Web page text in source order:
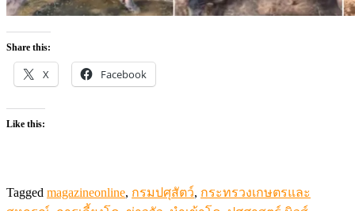
Share this:
X Facebook
Like this:
Tagged magazineonline, กรมปศุสัตว์, กระทรวงเกษตรและ